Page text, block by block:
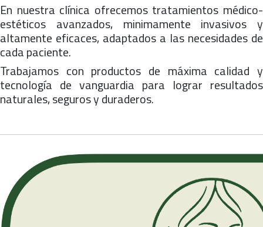
En nuestra clínica ofrecemos tratamientos médico-
estéticos avanzados, minimamente invasivos y
altamente eficaces, adaptados a las necesidades de
cada paciente.
Trabajamos con productos de máxima calidad y
tecnología de vanguardia para lograr resultados
naturales, seguros y duraderos.